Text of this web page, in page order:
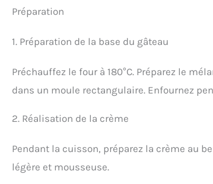
Préparation
1. Préparation de la base du gâteau
Préchauffez le four à 180°C. Préparez le
dans un moule rectangulaire. Enfournez
2. Réalisation de la crème
Pendant la cuisson, préparez la crème au
légère et mousseuse.